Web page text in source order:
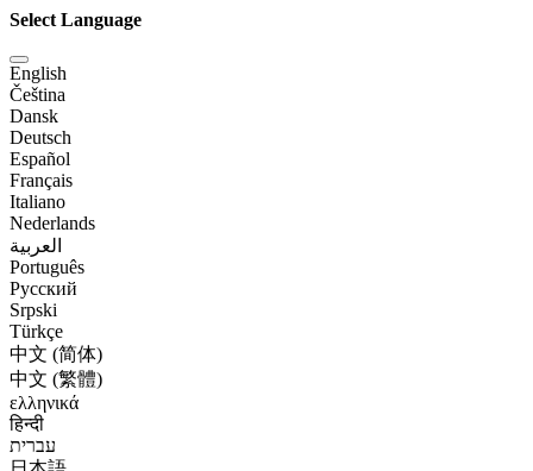
Select Language
English
Čeština
Dansk
Deutsch
Español
Français
Italiano
Nederlands
العربية
Português
Русский
Srpski
Türkçe
中文 (简体)
中文 (繁體)
ελληνικά
हिन्दी
עברית